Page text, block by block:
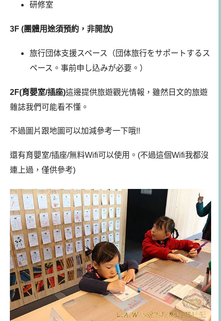
研修室
3F (團體用途須預約，非開放)
旅行団体支援スペース（団体旅行をサポートするス
ペース。事前申し込みが必要。）
2F(育嬰室/插座)這邊提供旅遊觀光情報，雖然日文的旅遊
雜誌我們可能看不懂。
不過圖片跟地圖可以加減參考一下哦!!
還有育嬰室/插座/無料Wifi可以使用。(不過這個Wifi我都沒
連上過，僅供參考)